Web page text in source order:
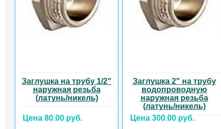
Заглушка на трубу 1/2"
наружная резьба
(латунь/никель)
Цена 80.00 руб.
Заглушка 2" на трубу
водопроводную
наружная резьба
(латунь/никель)
Цена 300.00 руб.